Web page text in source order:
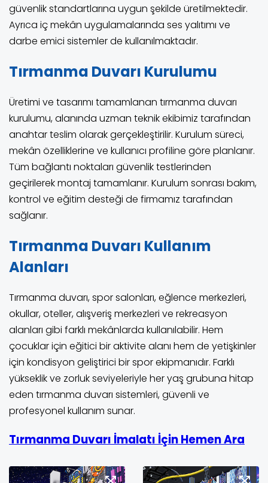
güvenlik standartlarına uygun şekilde üretilmektedir.
Ayrıca iç mekân uygulamalarında ses yalıtımı ve
darbe emici sistemler de kullanılmaktadır.
Tırmanma Duvarı Kurulumu
Üretimi ve tasarımı tamamlanan tırmanma duvarı
kurulumu, alanında uzman teknik ekibimiz tarafından
anahtar teslim olarak gerçekleştirilir. Kurulum süreci,
mekân özelliklerine ve kullanıcı profiline göre planlanır.
Tüm bağlantı noktaları güvenlik testlerinden
geçirilerek montaj tamamlanır. Kurulum sonrası bakım,
kontrol ve eğitim desteği de firmamız tarafından
sağlanır.
Tırmanma Duvarı Kullanım
Alanları
Tırmanma duvarı, spor salonları, eğlence merkezleri,
okullar, oteller, alışveriş merkezleri ve rekreasyon
alanları gibi farklı mekânlarda kullanılabilir. Hem
çocuklar için eğitici bir aktivite alanı hem de yetişkinler
için kondisyon geliştirici bir spor ekipmanıdır. Farklı
yükseklik ve zorluk seviyeleriyle her yaş grubuna hitap
eden tırmanma duvarı sistemleri, güvenli ve
profesyonel kullanım sunar.
Tırmanma Duvarı İmalatı İçin Hemen Ara